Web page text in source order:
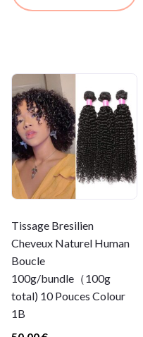
Tissage Bresilien
Cheveux Naturel Human
Boucle
100g/bundle（100g
total) 10 Pouces Colour
1B